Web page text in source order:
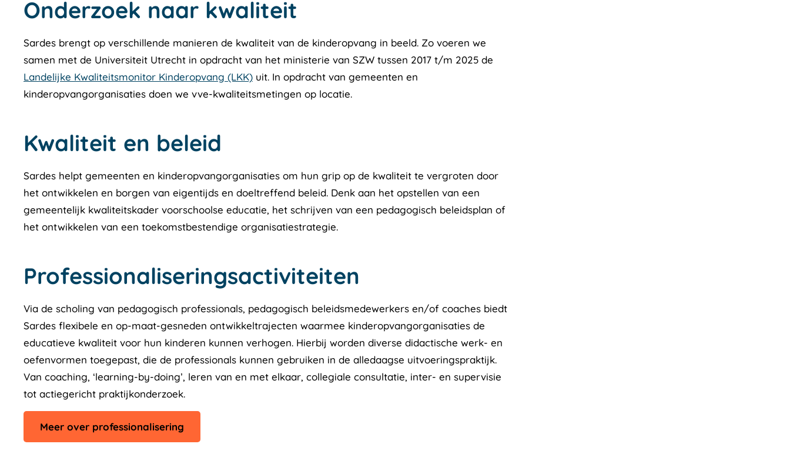
Onderzoek naar kwaliteit
Sardes brengt op verschillende manieren de kwaliteit van de kinderopvang in beeld. Zo voeren we
samen met de Universiteit Utrecht in opdracht van het ministerie van SZW tussen 2017 t/m 2025 de
Landelijke Kwaliteitsmonitor Kinderopvang (LKK) uit. In opdracht van gemeenten en
kinderopvangorganisaties doen we vve-kwaliteitsmetingen op locatie.
Kwaliteit en beleid
Sardes helpt gemeenten en kinderopvangorganisaties om hun grip op de kwaliteit te vergroten door
het ontwikkelen en borgen van eigentijds en doeltreffend beleid. Denk aan het opstellen van een
gemeentelijk kwaliteitskader voorschoolse educatie, het schrijven van een pedagogisch beleidsplan of
het ontwikkelen van een toekomstbestendige organisatiestrategie.
Professionaliseringsactiviteiten
Via de scholing van pedagogisch professionals, pedagogisch beleidsmedewerkers en/of coaches biedt
Sardes flexibele en op-maat-gesneden ontwikkeltrajecten waarmee kinderopvangorganisaties de
educatieve kwaliteit voor hun kinderen kunnen verhogen. Hierbij worden diverse didactische werk- en
oefenvormen toegepast, die de professionals kunnen gebruiken in de alledaagse uitvoeringspraktijk.
Van coaching, ‘learning-by-doing’, leren van en met elkaar, collegiale consultatie, inter- en supervisie
tot actiegericht praktijkonderzoek.
Meer over professionalisering